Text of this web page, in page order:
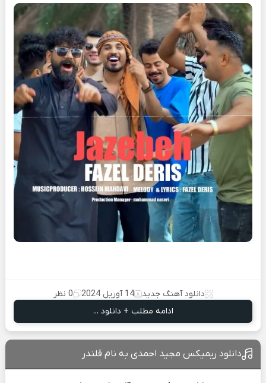
دانلود آهنگ جدید 14 آوریل 2024
0 نظر
ادامه مطلب + دانلود ...
دانلود ریمیکس مجید احمدی به نام قلندر